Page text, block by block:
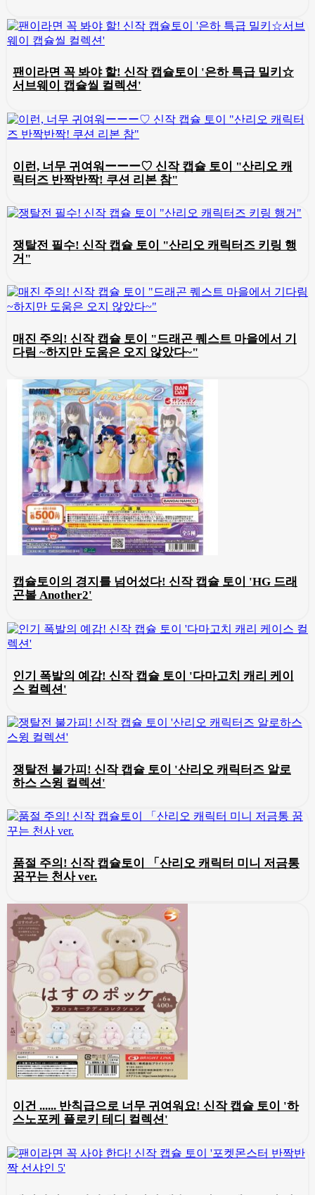
팬이라면 꼭 봐야 할! 신작 캡슐토이 '은하 특급 밀키☆
서브웨이 캡슐씰 컬렉션'
이런, 너무 귀여워ーーー♡ 신작 캡슐 토이 "산리오 캐
릭터즈 반짝반짝! 쿠션 리본 참"
쟁탈전 필수! 신작 캡슐 토이 "산리오 캐릭터즈 키링 행
거"
매진 주의! 신작 캡슐 토이 "드래곤 퀘스트 마을에서 기
다림 ~하지만 도움은 오지 않았다~"
캡슐토이의 경지를 넘어섰다! 신작 캡슐 토이 'HG 드래
곤볼 Another2'
인기 폭발의 예감! 신작 캡슐 토이 '다마고치 캐리 케이
스 컬렉션'
쟁탈전 불가피! 신작 캡슐 토이 '산리오 캐릭터즈 알로
하스 스윙 컬렉션'
품절 주의! 신작 캡슐토이 「산리오 캐릭터 미니 저금통
꿈꾸는 천사 ver.
이건 ...... 반칙급으로 너무 귀여워요! 신작 캡슐 토이 '하
스노포케 플로키 테디 컬렉션'